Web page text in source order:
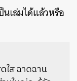
เล่มได้แล้วหรือ
ใส ฉาดฉาน